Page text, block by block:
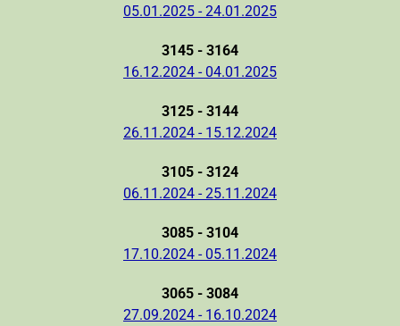
05.01.2025 - 24.01.2025
3145 - 3164
16.12.2024 - 04.01.2025
3125 - 3144
26.11.2024 - 15.12.2024
3105 - 3124
06.11.2024 - 25.11.2024
3085 - 3104
17.10.2024 - 05.11.2024
3065 - 3084
27.09.2024 - 16.10.2024